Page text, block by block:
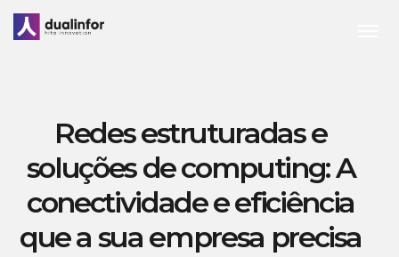
Redes estruturadas e
soluções de computing: A
conectividade e eficiência
que a sua empresa precisa